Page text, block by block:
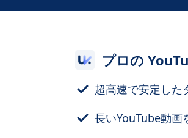
プロの
超高速で安定した
長いYouTube動画